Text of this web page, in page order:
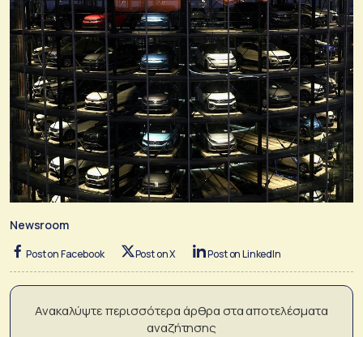
Newsroom
Post on Facebook Post on X Post on LinkedIn
Ανακαλύψτε περισσότερα άρθρα στα αποτελέσματα
αναζήτησης